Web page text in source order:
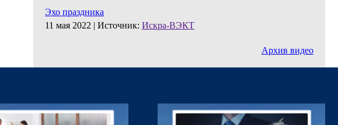
Эхо праздника
11 мая 2022 | Источник: Искра-ВЭКТ
Архив видео